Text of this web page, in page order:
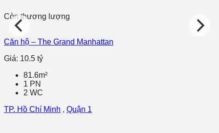
Còn thương lượng
Căn hộ – The Grand Manhattan
Giá: 10.5 tỷ
81.6m²
1 PN
2 WC
TP. Hồ Chí Minh , Quận 1